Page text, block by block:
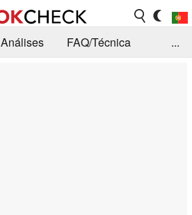
Análises
FAQ/Técnica
...